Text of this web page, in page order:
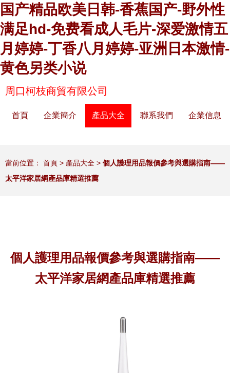
国产精品欧美日韩-香蕉国产-野外性
满足hd-免费看成人毛片-深爱激情五
月婷婷-丁香八月婷婷-亚洲日本激情-
黄色另类小说
周口柯枝商貿有限公司
首頁 企業簡介 產品大全 聯系我們 企業信息
當前位置： 首頁 > 產品大全 > 個人護理用品報價參考與選購指南——
太平洋家居網產品庫精選推薦
個人護理用品報價參考與選購指南——
太平洋家居網產品庫精選推薦